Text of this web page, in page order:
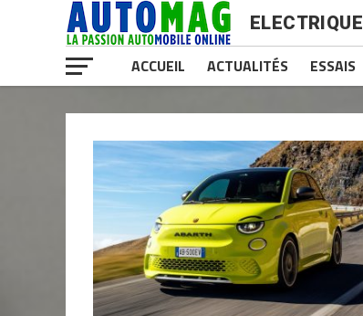
ELECTRIQUE
ACCUEIL ACTUALITÉS ESSAIS